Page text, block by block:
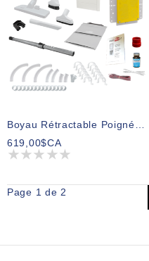
619,00$CA
Page 1 de 2